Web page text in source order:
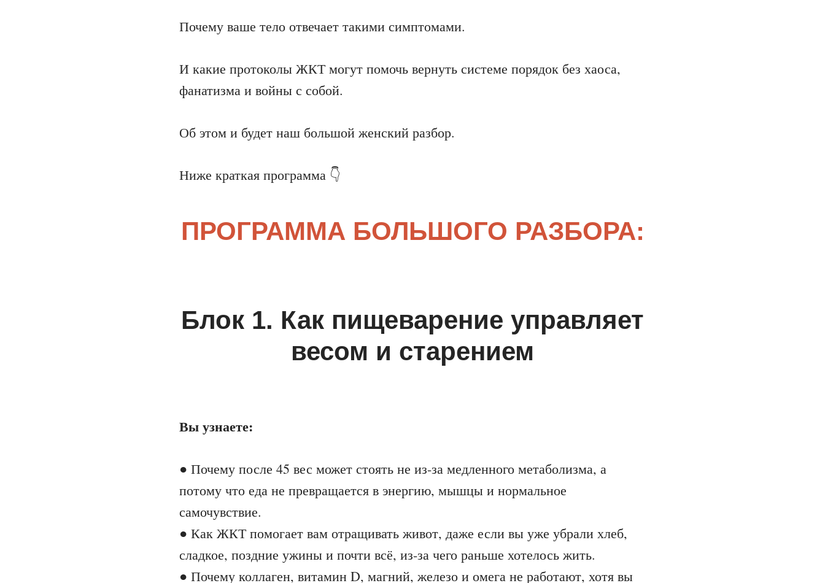
Почему ваше тело отвечает такими симптомами.
И какие протоколы ЖКТ могут помочь вернуть системе порядок без хаоса,
фанатизма и войны с собой.
Об этом и будет наш большой женский разбор.
Ниже краткая программа 👇
ПРОГРАММА БОЛЬШОГО РАЗБОРА:
Блок 1. Как пищеварение управляет
весом и старением
Вы узнаете:
● Почему после 45 вес может стоять не из-за медленного метаболизма, а
потому что еда не превращается в энергию, мышцы и нормальное
самочувствие.
● Как ЖКТ помогает вам отращивать живот, даже если вы уже убрали хлеб,
сладкое, поздние ужины и почти всё, из-за чего раньше хотелось жить.
● Почему коллаген, витамин D, магний, железо и омега не работают, хотя вы